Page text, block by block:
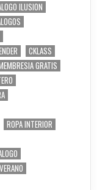
ILUSION
CKLASS
GRATIS
ROPA INTERIOR
VERANO